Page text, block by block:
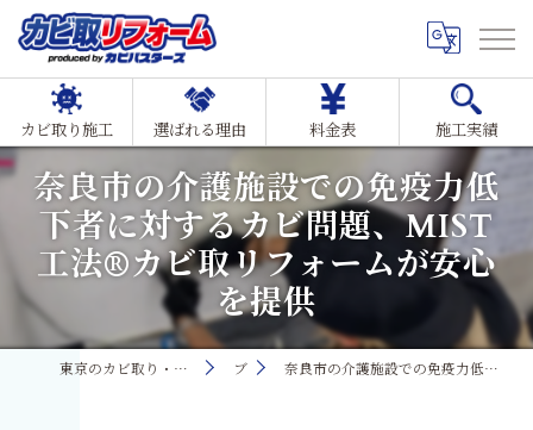
カビ取り施工 選ばれる理由 料金表 施工実績
奈良市の介護施設での免疫力低
下者に対するカビ問題、MIST
工法®カビ取リフォームが安心
を提供
東京のカビ取り・カビ対策ならMIST工法®カビ取リフォーム ブログ 奈良市の介護施設での免疫力低下者に対するカビ問題、MIST工法®カビ取リフォームが安心を提供